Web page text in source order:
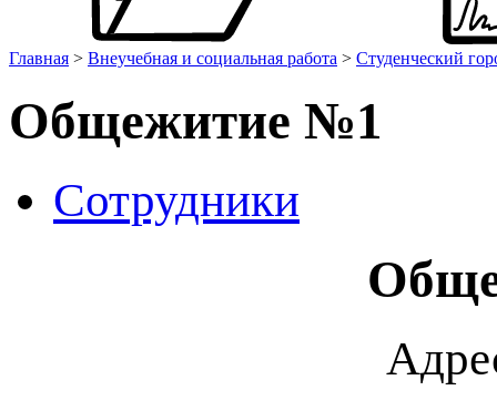
Главная > Внеучебная и социальная работа > Студенческий
Общежитие №1
Сотрудники